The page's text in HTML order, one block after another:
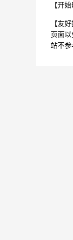
【开
【友
页面
站不参